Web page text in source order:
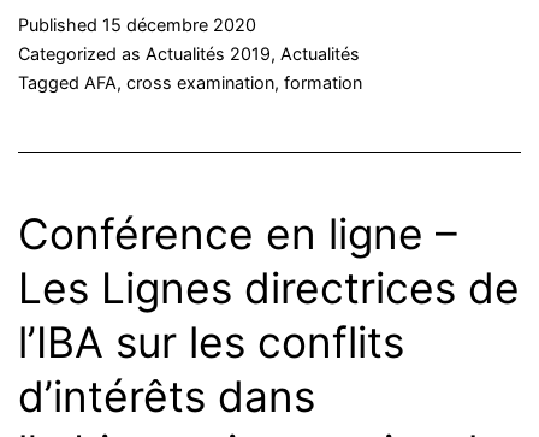
Published 15 décembre 2020
Categorized as Actualités 2019, Actualités
Tagged AFA, cross examination, formation
Conférence en ligne –
Les Lignes directrices de
l’IBA sur les conflits
d’intérêts dans